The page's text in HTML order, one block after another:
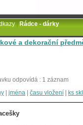
a dekorační
odpovídá : 1 záznam
jména času vložení ks
|Rádce - dárky